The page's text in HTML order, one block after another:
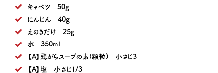
キャベツ 50g
にんじん 40g
えのきだけ 25g
水 350ml
【A】鶏がらスープの素(顆粒) 小さじ3
【A】塩 小さじ1/3